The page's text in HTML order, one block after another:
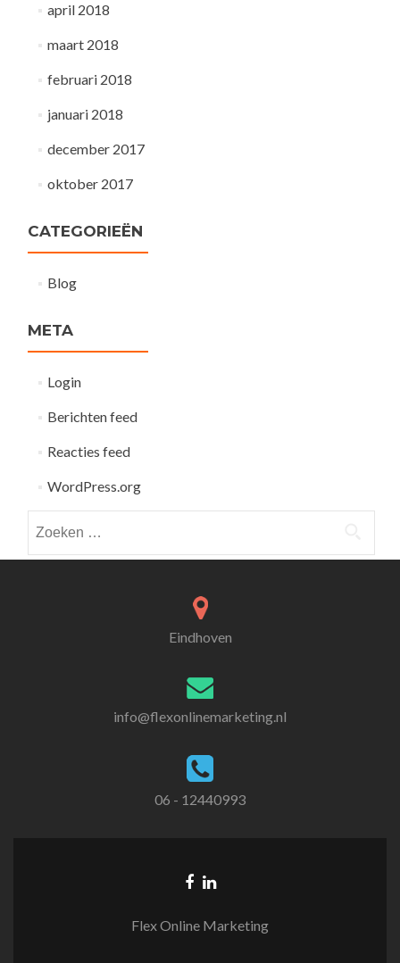
april 2018
maart 2018
februari 2018
januari 2018
december 2017
oktober 2017
CATEGORIEËN
Blog
META
Login
Berichten feed
Reacties feed
WordPress.org
naar:
Eindhoven
info@flexonlinemarketing.nl
06 - 12440993
Flex Online Marketing